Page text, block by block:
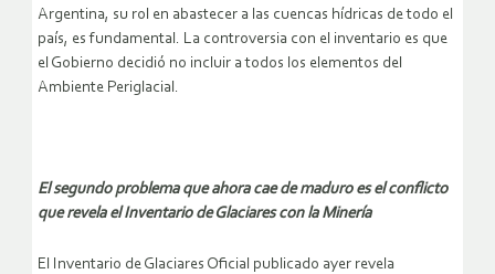
Argentina, su rol en abastecer a las cuencas hídricas de todo el
país, es fundamental. La controversia con el inventario es que
el Gobierno decidió no incluir a todos los elementos del
Ambiente Periglacial.
El segundo problema que ahora cae de maduro es el conflicto
que revela el Inventario de Glaciares con la Minería
El Inventario de Glaciares Oficial publicado ayer revela